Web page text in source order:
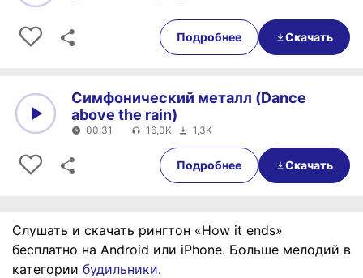
00:29
Подробнее Скачать
00:31
Симфонический металл (Dance
above the rain)
00:31 16,0K 1,3K
Подробнее Скачать
Слушать и скачать рингтон «How it ends»
бесплатно на Android или iPhone. Больше мелодий в
категории будильники.